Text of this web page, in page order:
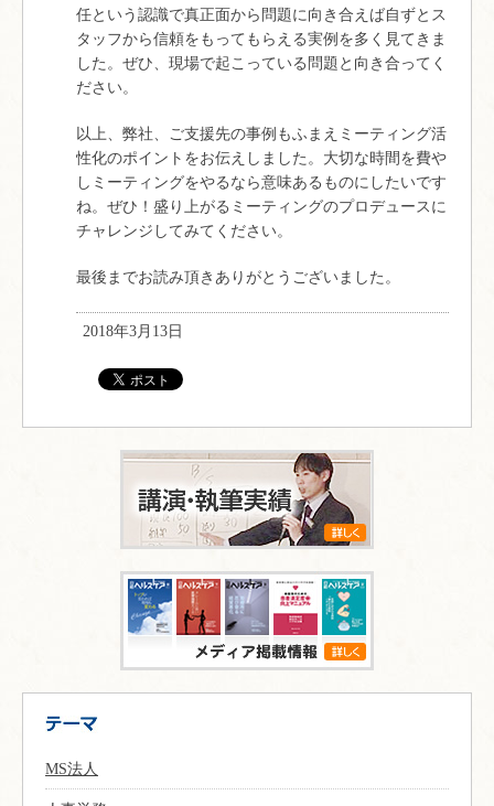
任という認識で真正面から問題に向き合えば自ずとス
タッフから信頼をもってもらえる実例を多く見てきま
した。ぜひ、現場で起こっている問題と向き合ってく
ださい。
以上、弊社、ご支援先の事例もふまえミーティング活
性化のポイントをお伝えしました。大切な時間を費や
しミーティングをやるなら意味あるものにしたいです
ね。ぜひ！盛り上がるミーティングのプロデュースに
チャレンジしてみてください。
最後までお読み頂きありがとうございました。
2018年3月13日
MS法人